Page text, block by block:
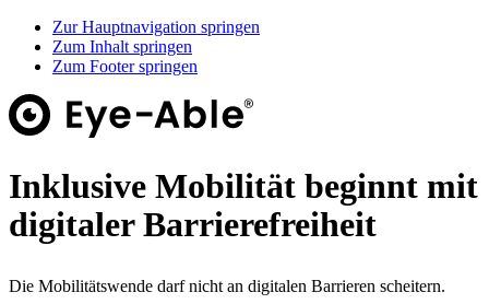
Zur Hauptnavigation springen
Zum Inhalt springen
Zum Footer springen
Inklusive Mobilität beginnt mit
digitaler Barrierefreiheit
Die Mobilitätswende darf nicht an digitalen Barrieren scheitern.